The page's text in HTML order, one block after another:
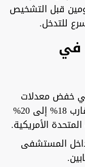
قبل التشخيص
للتدخل.
في
خفض معدلات
الوفيات الناتجة عن الإنتان بنسبة تقارب 18% إلى 20%
الأمريكية.
المستشفى